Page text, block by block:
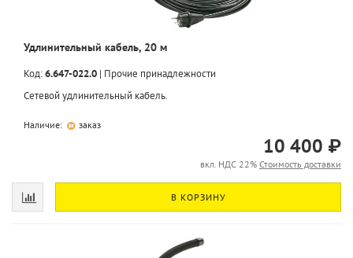
Удлинительный кабель, 20 м
Код:6.647-022.0 | Прочие принадлежности
Сетевой удлинительный кабель.
Наличие: заказ
10 400 ₽
вкл. НДС 22% Стоимость доставки
В КОРЗИНУ